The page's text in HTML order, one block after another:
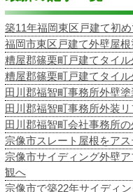
築11年福岡東区戸建て初め
福岡市東区戸建て外壁屋
糟屋郡篠栗町戸建てタイ
糟屋郡篠栗町戸建てタイ
田川郡福智町事務所外壁
田川郡福智町事務所外装
田川郡福智町会社事務所
宗像市スレート屋根をア
宗像市サイディング外壁
観へ
宗像市で築22年サイディ